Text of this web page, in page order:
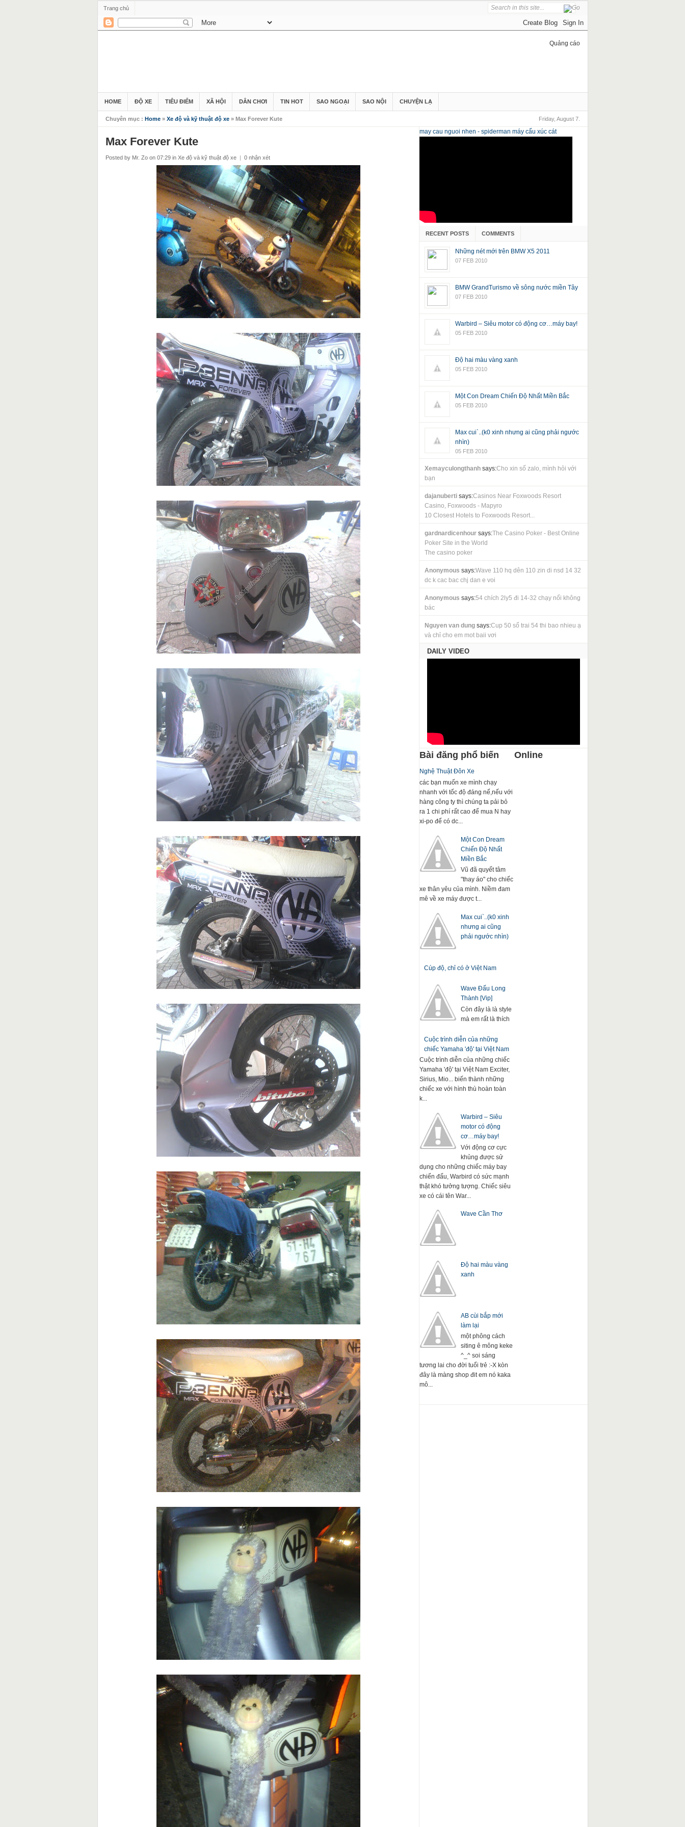
Trang chủ
Quảng cáo
HOME ĐỘ XE TIÊU ĐIỂM XÃ HỘI DÂN CHƠI TIN HOT SAO NGOẠI SAO NỘI CHUYỆN LẠ
Friday, August 7.
Chuyên mục : Home» Xe độ và kỹ thuật độ xe» Max Forever Kute
Max Forever Kute
Posted by Mr. Zo on 07:29 in Xe độ và kỹ thuật độ xe | 0 nhận xét
may cau nguoi nhen - spiderman máy cẩu xúc cát
RECENT POSTS COMMENTS
Những nét mới trên BMW X5 2011
07 FEB 2010
BMW GrandTurismo về sông nước miền Tây
07 FEB 2010
Warbird – Siêu motor có động cơ…máy bay!
05 FEB 2010
Độ hai màu vàng xanh
05 FEB 2010
Một Con Dream Chiến Độ Nhất Miền Bắc
05 FEB 2010
Max cui`..(k0 xinh nhưng ai cũng phải ngước
nhìn)
05 FEB 2010
Xemayculongthanhsays:Cho xin số zalo, mình hỏi với
bạn
dajanubertisays:Casinos Near Foxwoods Resort
Casino, Foxwoods - Mapyro
10 Closest Hotels to Foxwoods Resort...
gardnardicenhoursays:The Casino Poker - Best Online
Poker Site in the World
The casino poker
Anonymous says:Wave 110 hq dên 110 zin di nsd 14 32
dc k cac bac chj dan e voi
Anonymous says:54 chích 2ly5 đi 14-32 chạy nổi không
bác
Nguyen van dungsays:Cup 50 sổ trai 54 thi bao nhieu ạ
và chỉ cho em mot baii vơi
DAILY VIDEO
Bài đăng phổ biến
Nghệ Thuật Đôn Xe
các bạn muốn xe mình chạy
nhanh với tốc độ đáng nể,nếu với
hàng công ty thì chúng ta pải bỏ
ra 1 chi phí rất cao để mua N hay
xi-po để có dc...
Một Con Dream
Chiến Độ Nhất
Miền Bắc
Vũ đã quyết tâm
"thay áo" cho chiếc
xe thân yêu của mình. Niềm đam
mê về xe máy được t...
Max cui`..(k0 xinh
nhưng ai cũng
phải ngước nhìn)
Cúp độ, chỉ có ở Việt Nam
Wave Đấu Long
Thành [Vip]
Còn đây là là style
mà em rất là thích
Cuộc trình diễn của những
chiếc Yamaha 'độ' tại Việt Nam
Cuộc trình diễn của những chiếc
Yamaha 'độ' tại Việt Nam Exciter,
Sirius, Mio... biến thành những
chiếc xe với hình thù hoàn toàn
k...
Warbird – Siêu
motor có động
cơ…máy bay!
Với động cơ cực
khủng được sử
dụng cho những chiếc máy bay
chiến đấu, Warbird có sức mạnh
thật khó tưởng tượng. Chiếc siêu
xe có cái tên War...
Wave Cần Thơ
Độ hai màu vàng
xanh
AB cùi bắp mới
làm lại
một phông cách
siting ê mông keke
^_^ soi sáng
tương lai cho đời tuổi trẻ :-X kòn
đây là màng shop đit em nó kaka
mô...
Online